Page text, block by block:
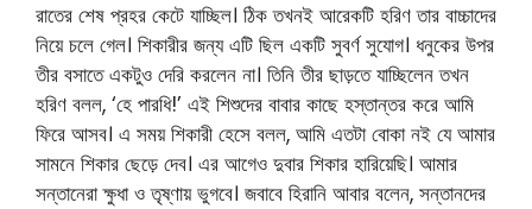
রাতের শেষ প্রহর কেটে যাচ্ছিল। ঠিক তখনই আরেকটি হরিণ তার বাচ্চাদের
নিয়ে চলে গেল। শিকারীর জন্য এটি ছিল একটি সুবর্ণ সুযোগ। ধনুকের উপর
তীর বসাতে একটুও দেরি করলেন না। তিনি তীর ছাড়তে যাচ্ছিলেন তখন
হরিণ বলল, ‘হে পারধি!’ এই শিশুদের বাবার কাছে হস্তান্তর করে আমি
ফিরে আসব। এ সময় শিকারী হেসে বলল, আমি এতটা বোকা নই যে আমার
সামনে শিকার ছেড়ে দেব। এর আগেও দুবার শিকার হারিয়েছি। আমার
সন্তানেরা ক্ষুধা ও তৃষ্ণায় ভুগবে। জবাবে হিরানি আবার বলেন, সন্তানদের